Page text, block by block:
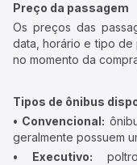
Preço da passagem
Os preços das
data, horário e tipo de
no momento da
Tipos de ônibus
• Convencional:
geralmente possuem
• Executivo: